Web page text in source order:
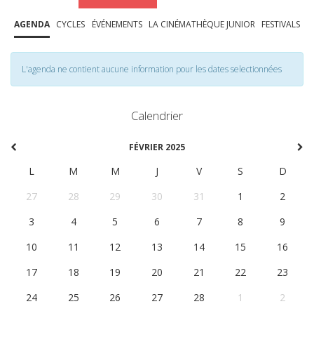
AGENDA CYCLES ÉVÉNEMENTS LA CINÉMATHÈQUE JUNIOR FESTIVALS
L'agenda ne contient aucune information pour les dates selectionnées
Calendrier
FÉVRIER 2025
L M M J V S
D
27
28 29 30 31 1
2
3
4 5 6 7 8
9
10
11 12 13 14 15
16
17
18 19 20 21 22
23
24
25 26 27 28 1 2